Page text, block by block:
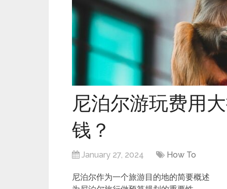
尼泊尔游玩费用
钱？
January 27, 2024 How To
尼泊尔作为一个旅游目的地的简要概述